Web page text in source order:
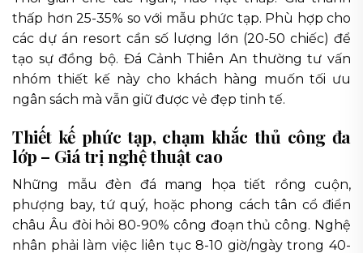
thấp hơn 25-35% so với mẫu phức tạp. Phù hợp cho
các dự án resort cần số lượng lớn (20-50 chiếc) để
tạo sự đồng bộ. Đá Cảnh Thiên An thường tư vấn
nhóm thiết kế này cho khách hàng muốn tối ưu
ngân sách mà vẫn giữ được vẻ đẹp tinh tế.
Thiết kế phức tạp, chạm khắc thủ công đa
lớp – Giá trị nghệ thuật cao
Những mẫu đèn đá mang họa tiết rồng cuộn,
phượng bay, tứ quý, hoặc phong cách tân cổ điển
châu Âu đòi hỏi 80-90% công đoạn thủ công. Nghệ
nhân phải làm việc liên tục 8-10 giờ/ngày trong 40-